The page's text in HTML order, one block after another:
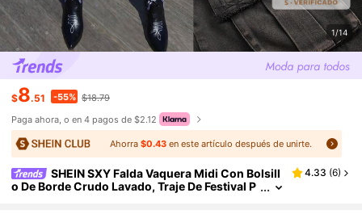
1/14
$8.51 -55% $18.79
Paga ahora, o en 4 pagos de $2.12
Ahorra $0.43en este artículo después de unirte.
SHEIN SXY Falda Vaquera Midi Con Bolsill
o De Borde Crudo Lavado, Traje De Festival P
4.33 (6)